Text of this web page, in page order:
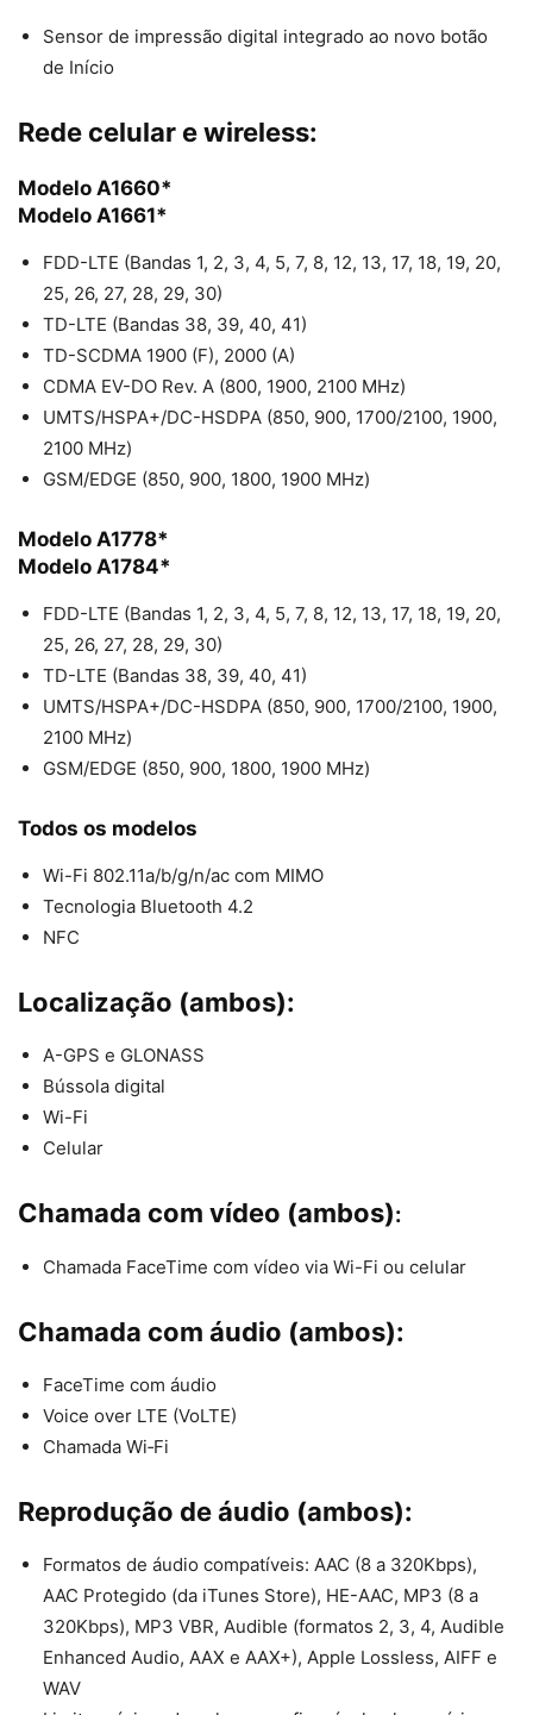
Sensor de impressão digital integrado ao novo botão
de Início
Rede celular e wireless:
Modelo A1660*
Modelo A1661*
FDD-LTE (Bandas 1, 2, 3, 4, 5, 7, 8, 12, 13, 17, 18, 19, 20,
25, 26, 27, 28, 29, 30)
TD-LTE (Bandas 38, 39, 40, 41)
TD-SCDMA 1900 (F), 2000 (A)
CDMA EV-DO Rev. A (800, 1900, 2100 MHz)
UMTS/HSPA+/DC-HSDPA (850, 900, 1700/2100, 1900,
2100 MHz)
GSM/EDGE (850, 900, 1800, 1900 MHz)
Modelo A1778*
Modelo A1784*
FDD-LTE (Bandas 1, 2, 3, 4, 5, 7, 8, 12, 13, 17, 18, 19, 20,
25, 26, 27, 28, 29, 30)
TD-LTE (Bandas 38, 39, 40, 41)
UMTS/HSPA+/DC-HSDPA (850, 900, 1700/2100, 1900,
2100 MHz)
GSM/EDGE (850, 900, 1800, 1900 MHz)
Todos os modelos
Wi-Fi 802.11a/b/g/n/ac com MIMO
Tecnologia Bluetooth 4.2
NFC
Localização (ambos):
A-GPS e GLONASS
Bússola digital
Wi-Fi
Celular
Chamada com vídeo (ambos):
Chamada FaceTime com vídeo via Wi-Fi ou celular
Chamada com áudio (ambos):
FaceTime com áudio
Voice over LTE (VoLTE)
Chamada Wi‑Fi
Reprodução de áudio (ambos):
Formatos de áudio compatíveis: AAC (8 a 320Kbps),
AAC Protegido (da iTunes Store), HE-AAC, MP3 (8 a
320Kbps), MP3 VBR, Audible (formatos 2, 3, 4, Audible
Enhanced Audio, AAX e AAX+), Apple Lossless, AIFF e
WAV